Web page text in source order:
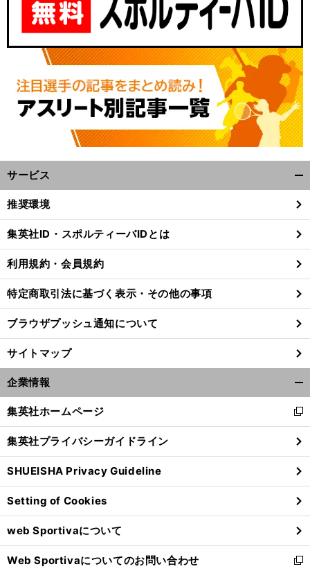
前
サービス
閉
る
推奨環境
集英社ID・スポルティーバIDとは
利用規約・会員規約
特定商取引法に基づく表示・その他の事項
ブラウザプッシュ通知について
サイトマップ
企業情報
閉
る
集英社ホームページ
新
し
い
ウ
ィ
ン
ド
ウ
で
開
く
集英社プライバシーガイドライン
SHUEISHA Privacy Guideline
Setting of Cookies
web Sportivaについて
Web Sportivaについてのお問い合わせ
新